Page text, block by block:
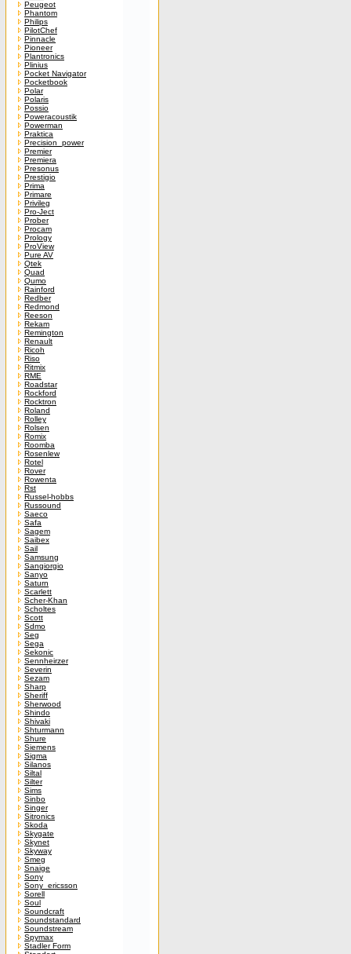
Peugeot
Phantom
Philips
PilotChef
Pinnacle
Pioneer
Plantronics
Plinius
Pocket Navigator
Pocketbook
Polar
Polaris
Possio
Poweracoustik
Powerman
Praktica
Precision_power
Premier
Premiera
Presonus
Prestigio
Prima
Primare
Privileg
Pro-Ject
Prober
Procam
Prology
ProView
Pure AV
Qtek
Quad
Qumo
Rainford
Redber
Redmond
Reeson
Rekam
Remington
Renault
Ricoh
Riso
Ritmix
RME
Roadstar
Rockford
Rocktron
Roland
Rolley
Rolsen
Romix
Roomba
Rosenlew
Rotel
Rover
Rowenta
Rst
Russel-hobbs
Russound
Saeco
Safa
Sagem
Saibex
Sail
Samsung
Sangiorgio
Sanyo
Saturn
Scarlett
Scher-Khan
Scholtes
Scott
Sdmo
Seg
Sega
Sekonic
Sennheirzer
Severin
Sezam
Sharp
Sheriff
Sherwood
Shindo
Shivaki
Shturmann
Shure
Siemens
Sigma
Silanos
Siltal
Silter
Sims
Sinbo
Singer
Sitronics
Skoda
Skygate
Skynet
Skyway
Smeg
Snaige
Sony
Sony_ericsson
Sorell
Soul
Soundcraft
Soundstandard
Soundstream
Spymax
Stadler Form